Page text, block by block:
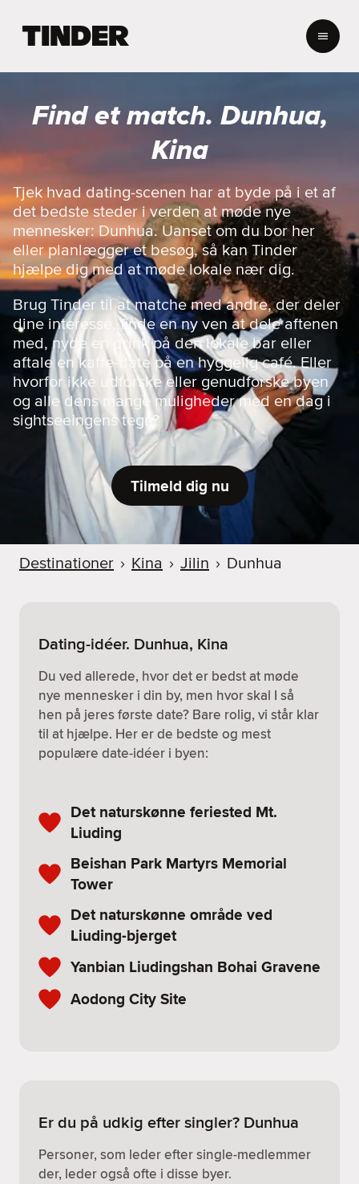
r
a
r
t
s
i
d
e
Find et match. Dunhua,
Kina
Tjek hvad dating-scenen har at byde på i et af
det bedste steder i verden at møde nye
mennesker: Dunhua. Uanset om du bor her
eller planlægger et besøg, så kan Tinder
hjælpe dig med at møde lokale nær dig.
Brug Tinder til at matche med andre, der deler
dine interesse, finde en ny ven at dele aftenen
med, nyde en drink på den lokale bar eller
aftale en kaffe-date på en hyggelig café. Eller
hvorfor ikke udforske eller genudforske byen
og alle dens mange muligheder med en dag i
sightseeingens tegn?
Tilmeld dig nu
Destinationer › Kina › Jilin › Dunhua
Dating-idéer. Dunhua, Kina
Du ved allerede, hvor det er bedst at møde
nye mennesker i din by, men hvor skal I så
hen på jeres første date? Bare rolig, vi står klar
til at hjælpe. Her er de bedste og mest
populære date-idéer i byen:
Det naturskønne feriested Mt.
Liuding
Beishan Park Martyrs Memorial
Tower
Det naturskønne område ved
Liuding-bjerget
Yanbian Liudingshan Bohai Gravene
Aodong City Site
Er du på udkig efter singler? Dunhua
Personer, som leder efter single-medlemmer
der, leder også ofte i disse byer.